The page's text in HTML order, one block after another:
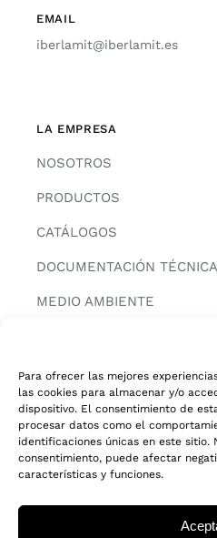
Para ofrecer las mejores
las cookies para almacenar y/o
dispositivo. El consentimiento de
procesar datos como el
identificaciones únicas en este sitio.
consentimiento, puede afectar
características y funciones.
EMAIL
iberlamit@iberlamit.es
LA EMPRESA
NOSOTROS
PRODUCTOS
CATÁLOGOS
DOCUMENTACIÓN TÉCNICA
MEDIO AMBIENTE
INFORMACIÓN
AVISO LEGAL
POLITICA DE PRIVACIDAD